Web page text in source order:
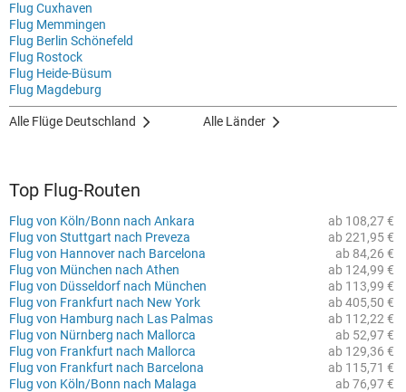
Flug Cuxhaven
Flug Memmingen
Flug Berlin Schönefeld
Flug Rostock
Flug Heide-Büsum
Flug Magdeburg
Alle Flüge Deutschland Alle Länder
Top Flug-Routen
ab 108,27 €
Flug von Köln/Bonn nach Ankara
ab 221,95 €
Flug von Stuttgart nach Preveza
ab 84,26 €
Flug von Hannover nach Barcelona
ab 124,99 €
Flug von München nach Athen
ab 113,99 €
Flug von Düsseldorf nach München
ab 405,50 €
Flug von Frankfurt nach New York
ab 112,22 €
Flug von Hamburg nach Las Palmas
ab 52,97 €
Flug von Nürnberg nach Mallorca
ab 129,36 €
Flug von Frankfurt nach Mallorca
ab 115,71 €
Flug von Frankfurt nach Barcelona
ab 76,97 €
Flug von Köln/Bonn nach Malaga